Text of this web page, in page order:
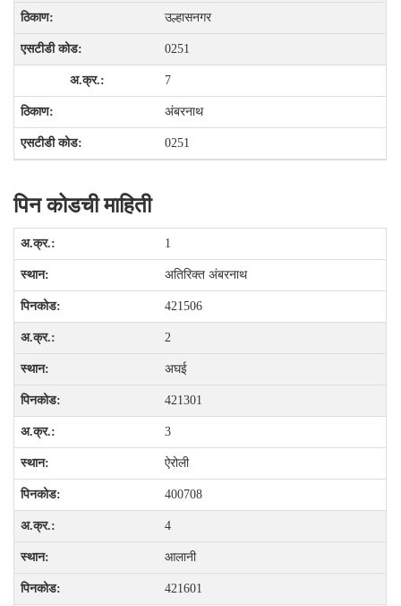
उल्हासनगर
0251
7
अंबरनाथ
0251
पिन कोडची माहिती
1
अतिरिक्त अंबरनाथ
421506
2
अघई
421301
3
ऐरोली
400708
4
आलानी
421601